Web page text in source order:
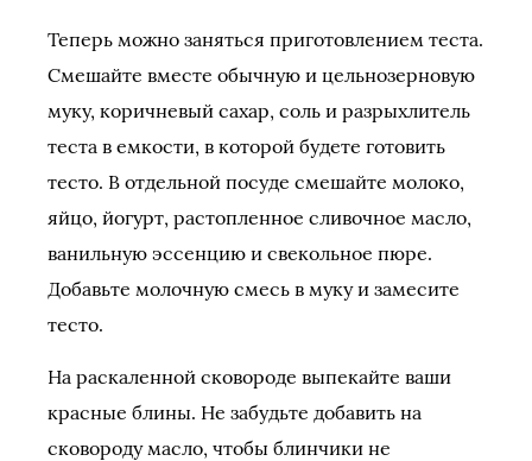
Теперь можно заняться приготовлением теста.
Смешайте вместе обычную и цельнозерновую
муку, коричневый сахар, соль и разрыхлитель
теста в емкости, в которой будете готовить
тесто. В отдельной посуде смешайте молоко,
яйцо, йогурт, растопленное сливочное масло,
ванильную эссенцию и свекольное пюре.
Добавьте молочную смесь в муку и замесите
тесто.
На раскаленной сковороде выпекайте ваши
красные блины. Не забудьте добавить на
сковороду масло, чтобы блинчики не